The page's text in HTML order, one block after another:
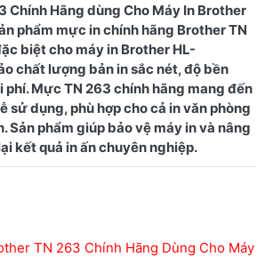
Chính Hãng dùng Cho Máy In Brother
phẩm mực in chính hãng Brother TN
biệt cho máy in Brother HL-
chất lượng bản in sắc nét, độ bền
Mực TN 263 chính hãng mang đến
sử dụng, phù hợp cho cả in văn phòng
Sản phẩm giúp bảo vệ máy in và nâng
TN 263 Chính Hãng Dùng Cho Máy